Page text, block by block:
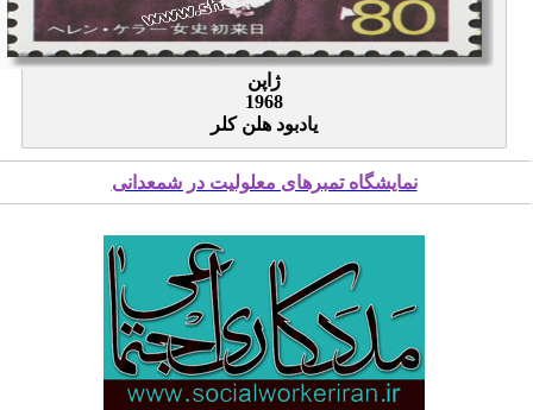
ژاپن
1968
یادبود هلن کلر
نمایشگاه تمبرهای معلولیت در شمعدانی